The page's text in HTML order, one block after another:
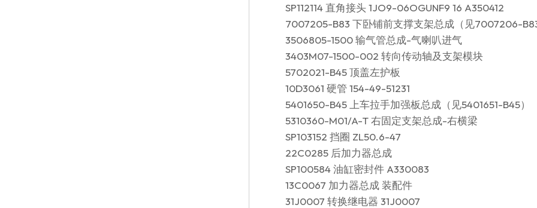
SP112114 直角接头 1JO9-06OGUNF9 16 A350412
7007205-B83 下卧铺前支撑支架总成（见7007206-
3506805-1500 输气管总成-气喇叭进气
3403M07-1500-002 转向传动轴及支架模块
5702021-B45 顶盖左护板
10D3061 硬管 154-49-51231
5401650-B45 上车拉手加强板总成（见5401651-B45）
5310360-M01/A-T 右固定支架总成-右横梁
SP103152 挡圈 ZL50.6-47
22C0285 后加力器总成
SP100584 油缸密封件 A330083
13C0067 加力器总成 装配件
31J0007 转换继电器 31J0007